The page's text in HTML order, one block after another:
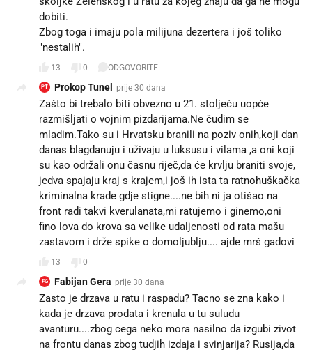
dobiti.
Zbog toga i imaju pola milijuna dezertera i još toliko
"nestalih".
13 0 ODGOVORITE
PT Prokop Tunel prije 30 dana
Zašto bi trebalo biti obvezno u 21. stoljeću uopće
razmišljati o vojnim pizdarijama.Ne čudim se
mladim.Tako su i Hrvatsku branili na poziv onih,koji dan
danas blagdanuju i uživaju u luksusu i vilama ,a oni koji
su kao održali onu časnu riječ,da će krvlju braniti svoje,
jedva spajaju kraj s krajem,i još ih ista ta ratnohuškačka
kriminalna krade gdje stigne....ne bih ni ja otišao na
front radi takvi kverulanata,mi ratujemo i ginemo,oni
fino lova do krova sa velike udaljenosti od rata mašu
zastavom i drže spike o domoljublju.... ajde mrš gadovi
13 0
FG Fabijan Gera prije 30 dana
Zasto je drzava u ratu i raspadu? Tacno se zna kako i
kada je drzava prodata i krenula u tu suludu
avanturu....zbog cega neko mora nasilno da izgubi zivot
na frontu danas zbog tudjih izdaja i svinjarija? Rusija,da